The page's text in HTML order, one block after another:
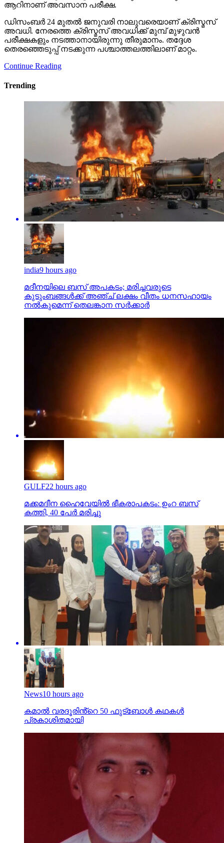
ആറിനാണ് അവസാന പരീക്ഷ.
ഡിസംബര്‍ 24 മുതല്‍ ജനുവരി നാലുവരെയാണ് ക്രിസ്മസ്
അവധി. നേരത്തെ ക്രിസ്മസ് അവധിക്ക് മുമ്പ് മുഴുവന്‍
പരീക്ഷകളും നടത്താനായിരുന്നു തീരുമാനം. തദ്ദേശ
തെരഞ്ഞെടുപ്പ് നടക്കുന്ന പശ്ചാത്തലത്തിലാണ് മാറ്റം.
Continue Reading
Trending
india9 hours ago
മദീനയിലെ ബസ് അപകടം; മരിച്ചവരുടെ
കുടുംബങ്ങള്‍ക്ക് അഞ്ച് ലക്ഷം വീതം ധനസഹായം
നല്‍കുമെന്ന് തെലങ്കാന സര്‍ക്കാര്‍
GULF22 hours ago
മക്കമദീന ഹൈവേയില്‍ ഭീകരാപകടം: ഉംറ ബസ്
കത്തി, 40 പേര്‍ മരിച്ചു
News10 hours ago
കമാൽ വരദൂരിൻ്റെ 50 ഫുട്ബോൾ കഥകൾ
പ്രകാശിതമായി